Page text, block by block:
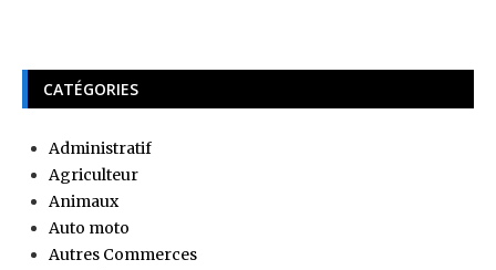
CATÉGORIES
Administratif
Agriculteur
Animaux
Auto moto
Autres Commerces